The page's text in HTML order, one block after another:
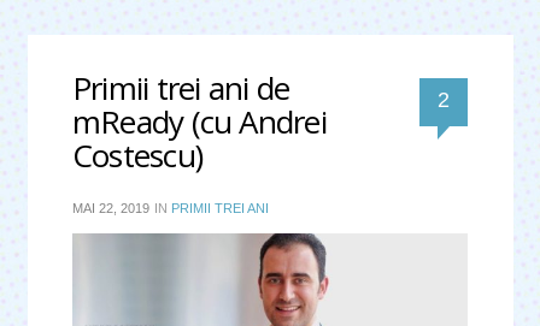
Primii trei ani de
mReady (cu Andrei
Costescu)
2
MAI 22, 2019 IN PRIMII TREI ANI